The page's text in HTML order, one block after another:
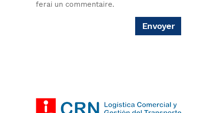
ferai un commentaire.